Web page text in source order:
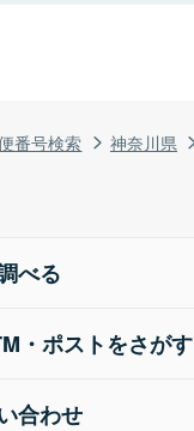
番号検索 神奈川県
べる
・ポストをさがす
合わせ